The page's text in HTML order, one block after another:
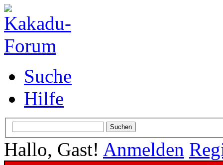
Suche
Hilfe
Hallo, Gast! Anmelden